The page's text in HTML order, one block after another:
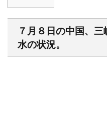
７月８日の中国、
水の状況。